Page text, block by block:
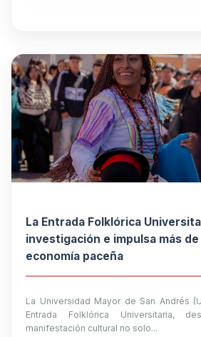
La Entrada Folklórica
investigación e impulsa más de
economía paceña
La Universidad Mayor de San Andrés
Entrada Folklórica Universitaria,
manifestación cultural no solo...